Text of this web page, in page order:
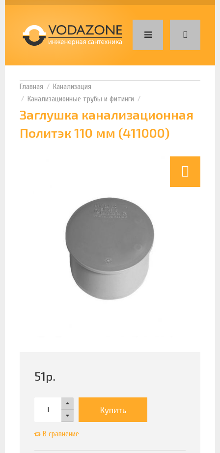
Канализация
Канализационные трубы и фитинги
Заглушка канализационная
Политэк 110 мм (411000)
51р.
Купить
В сравнение